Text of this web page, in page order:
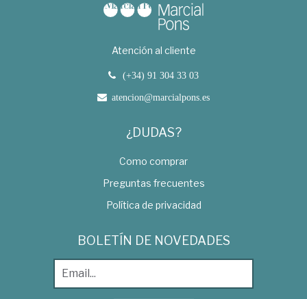
Atención al cliente
(+34) 91 304 33 03
atencion@marcialpons.es
¿DUDAS?
Como comprar
Preguntas frecuentes
Política de privacidad
BOLETÍN DE NOVEDADES